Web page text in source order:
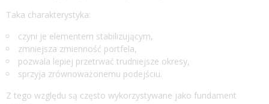
Taka charakterystyka:
czyni je elementem stabilizującym,
zmniejsza zmienność portfela,
pozwala lepiej przetrwać trudniejsze okresy,
sprzyja zrównoważonemu podejściu.
Z tego względu są często wykorzystywane jako fundament